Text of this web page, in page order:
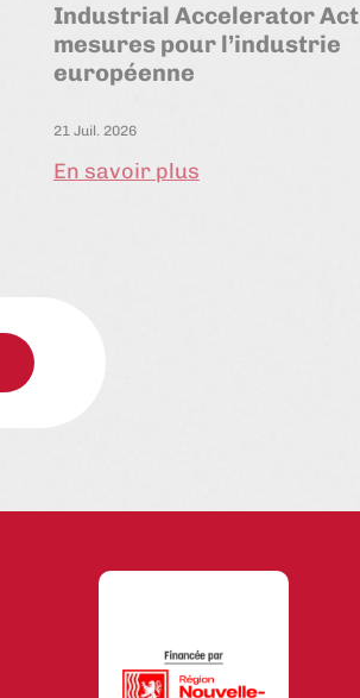
Industrial Accelerator Act
mesures pour l’industrie
européenne
21 Juil. 2026
En savoir plus